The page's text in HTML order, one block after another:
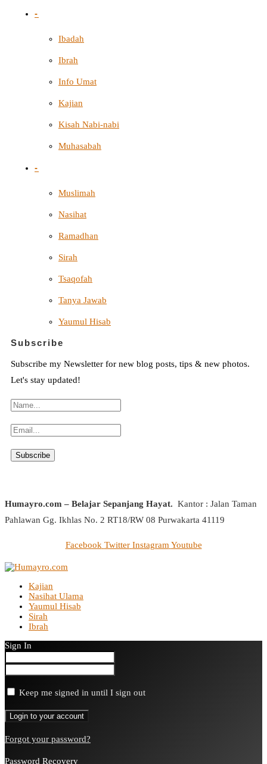
-
Ibadah
Ibrah
Info Umat
Kajian
Kisah Nabi-nabi
Muhasabah
-
Muslimah
Nasihat
Ramadhan
Sirah
Tsaqofah
Tanya Jawab
Yaumul Hisab
Subscribe
Subscribe my Newsletter for new blog posts, tips & new photos.
Let's stay updated!
Humayro.com – Belajar Sepanjang Hayat. Kantor : Jalan Taman
Pahlawan Gg. Ikhlas No. 2 RT18/RW 08 Purwakarta 41119
Facebook Twitter Instagram Youtube
Kajian
Nasihat Ulama
Yaumul Hisab
Sirah
Ibrah
Sign In
Keep me signed in until I sign out
Forgot your password?
Password Recovery